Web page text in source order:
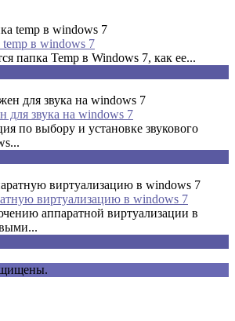
temp в windows 7
папка Temp в Windows 7, как ее...
для звука на windows 7
по выбору и установке звукового
виртуализацию в windows 7
аппаратной виртуализации в